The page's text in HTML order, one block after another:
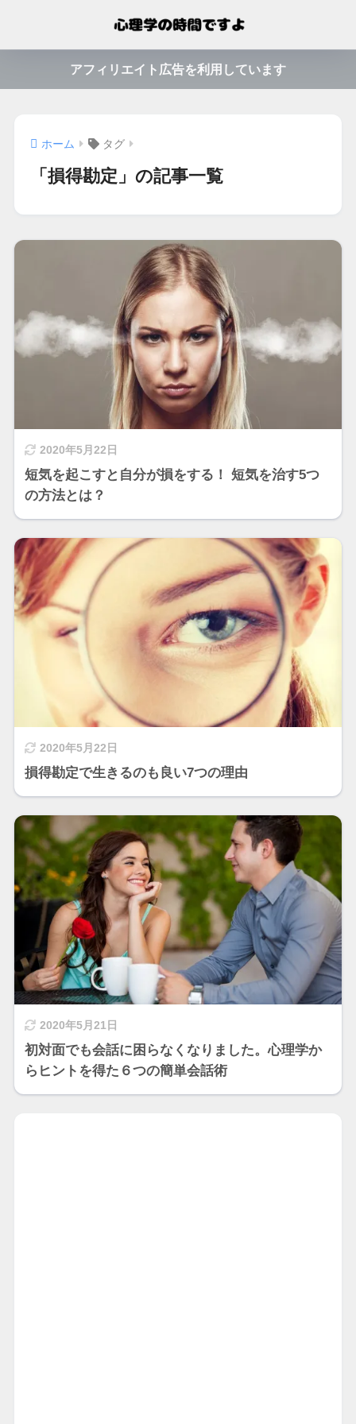
アフィリエイト広告を利用しています
ホーム タグ
「損得勘定」の記事一覧
2020年5月22日
短気を起こすと自分が損をする！ 短気を治す5つ
の方法とは？
2020年5月22日
損得勘定で生きるのも良い7つの理由
2020年5月21日
初対面でも会話に困らなくなりました。心理学か
らヒントを得た６つの簡単会話術